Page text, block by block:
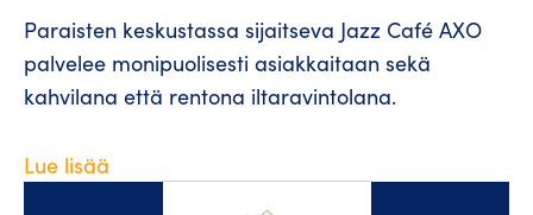
Paraisten keskustassa sijaitseva Jazz Café AXO
palvelee monipuolisesti asiakkaitaan sekä
kahvilana että rentona iltaravintolana.
Lue lisää